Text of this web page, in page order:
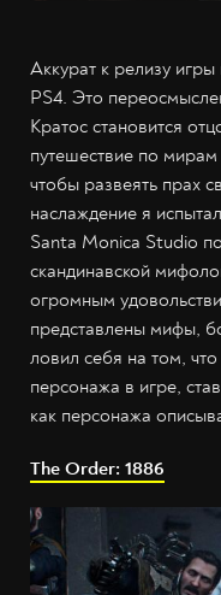
Аккурат к релизу
PS4. Это
Кратос становится
путешествие по
чтобы развеять прах
наслаждение я
Santa Monica Studio
скандинавской
огромным
представлены мифы,
ловил себя на том,
персонажа в игре,
как персонажа
The Order: 1886